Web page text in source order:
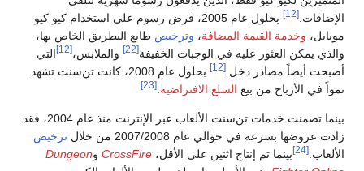
الإضافات. [12]
بحلول عام 2005، فرض رسوم على استخدام كيو كيو
موبايل، وخدمة القيمة المضافة، وترخيص طابع البطريق الخاص بها،
والذي يمكن العثور عليه في الوجبات الخفيفة[22] والملابس،[12]
التي
أصبحت أيضاً مصادر دخل. [12]
بحلول عام 2008، كانت تن‌سنت تشهد
نمواً في الأرباح من بيع السلع الافتراضية [23]
بينما تضمنت خدمات تن‌سنت الألعاب عبر الإنترنت منذ عام 2004، فقد
زادت عروضها بسرعة في حوالي عام 2007/2008 من خلال
ترخيص
الألعاب. [24] بينما تم إنتاج اثنين على الأقل، CrossFire وDungeon